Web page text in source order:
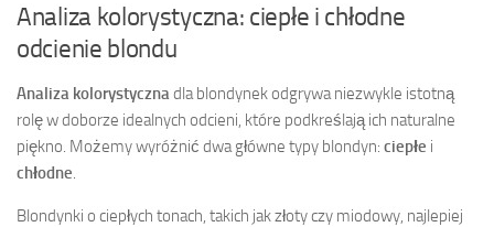
Analiza kolorystyczna: ciepłe i chłodne
odcienie blondu
Analiza kolorystycznadla blondynek odgrywa niezwykle istotną
rolę w doborze idealnych odcieni, które podkreślają ich naturalne
piękno. Możemy wyróżnić dwa główne typy blondyn: ciepłe i
chłodne.
Blondynki o ciepłych tonach, takich jak złoty czy miodowy, najlepiej